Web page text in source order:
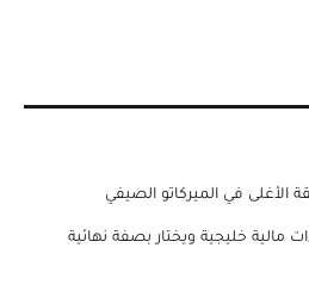
الأغلى في الميركاتو الصيفي
مالية خليجية ويختار بصفة نهائية